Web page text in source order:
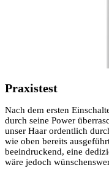
Praxistest
Nach dem ersten
durch seine Power
unser Haar ordentlich
wie oben bereits
beeindruckend, eine
wäre jedoch